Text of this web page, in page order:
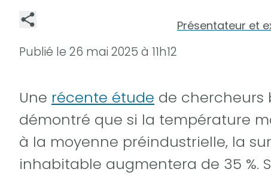
Présentateur et
Publié le 26 mai 2025 à 11h12
Une récente étude de chercheurs
démontré que si la température
à la moyenne préindustrielle, la
inhabitable augmentera de 35 %.